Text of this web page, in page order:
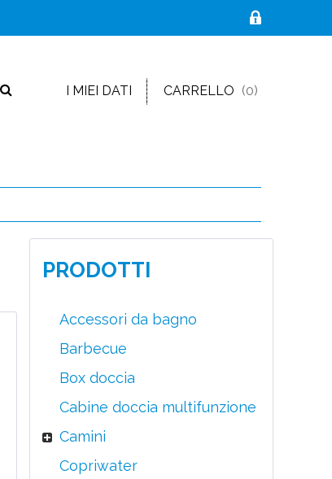
I MIEI DATI CARRELLO (0)
PRODOTTI
Accessori da bagno
Barbecue
Box doccia
Cabine doccia multifunzione
Camini
Copriwater